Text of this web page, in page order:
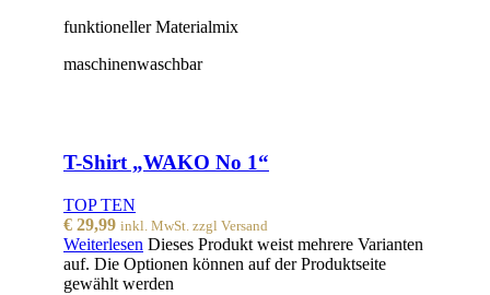
funktioneller Materialmix
maschinenwaschbar
T-Shirt „WAKO No 1“
TOP TEN
€ 29,99 inkl. MwSt. zzgl Versand
Weiterlesen Dieses Produkt weist mehrere Varianten
auf. Die Optionen können auf der Produktseite
gewählt werden